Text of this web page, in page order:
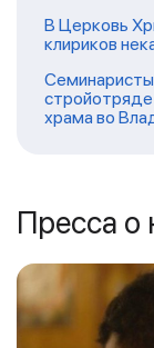
В Церковь
клириков
Семинаристы
стройотряде
храма во
Пресса о